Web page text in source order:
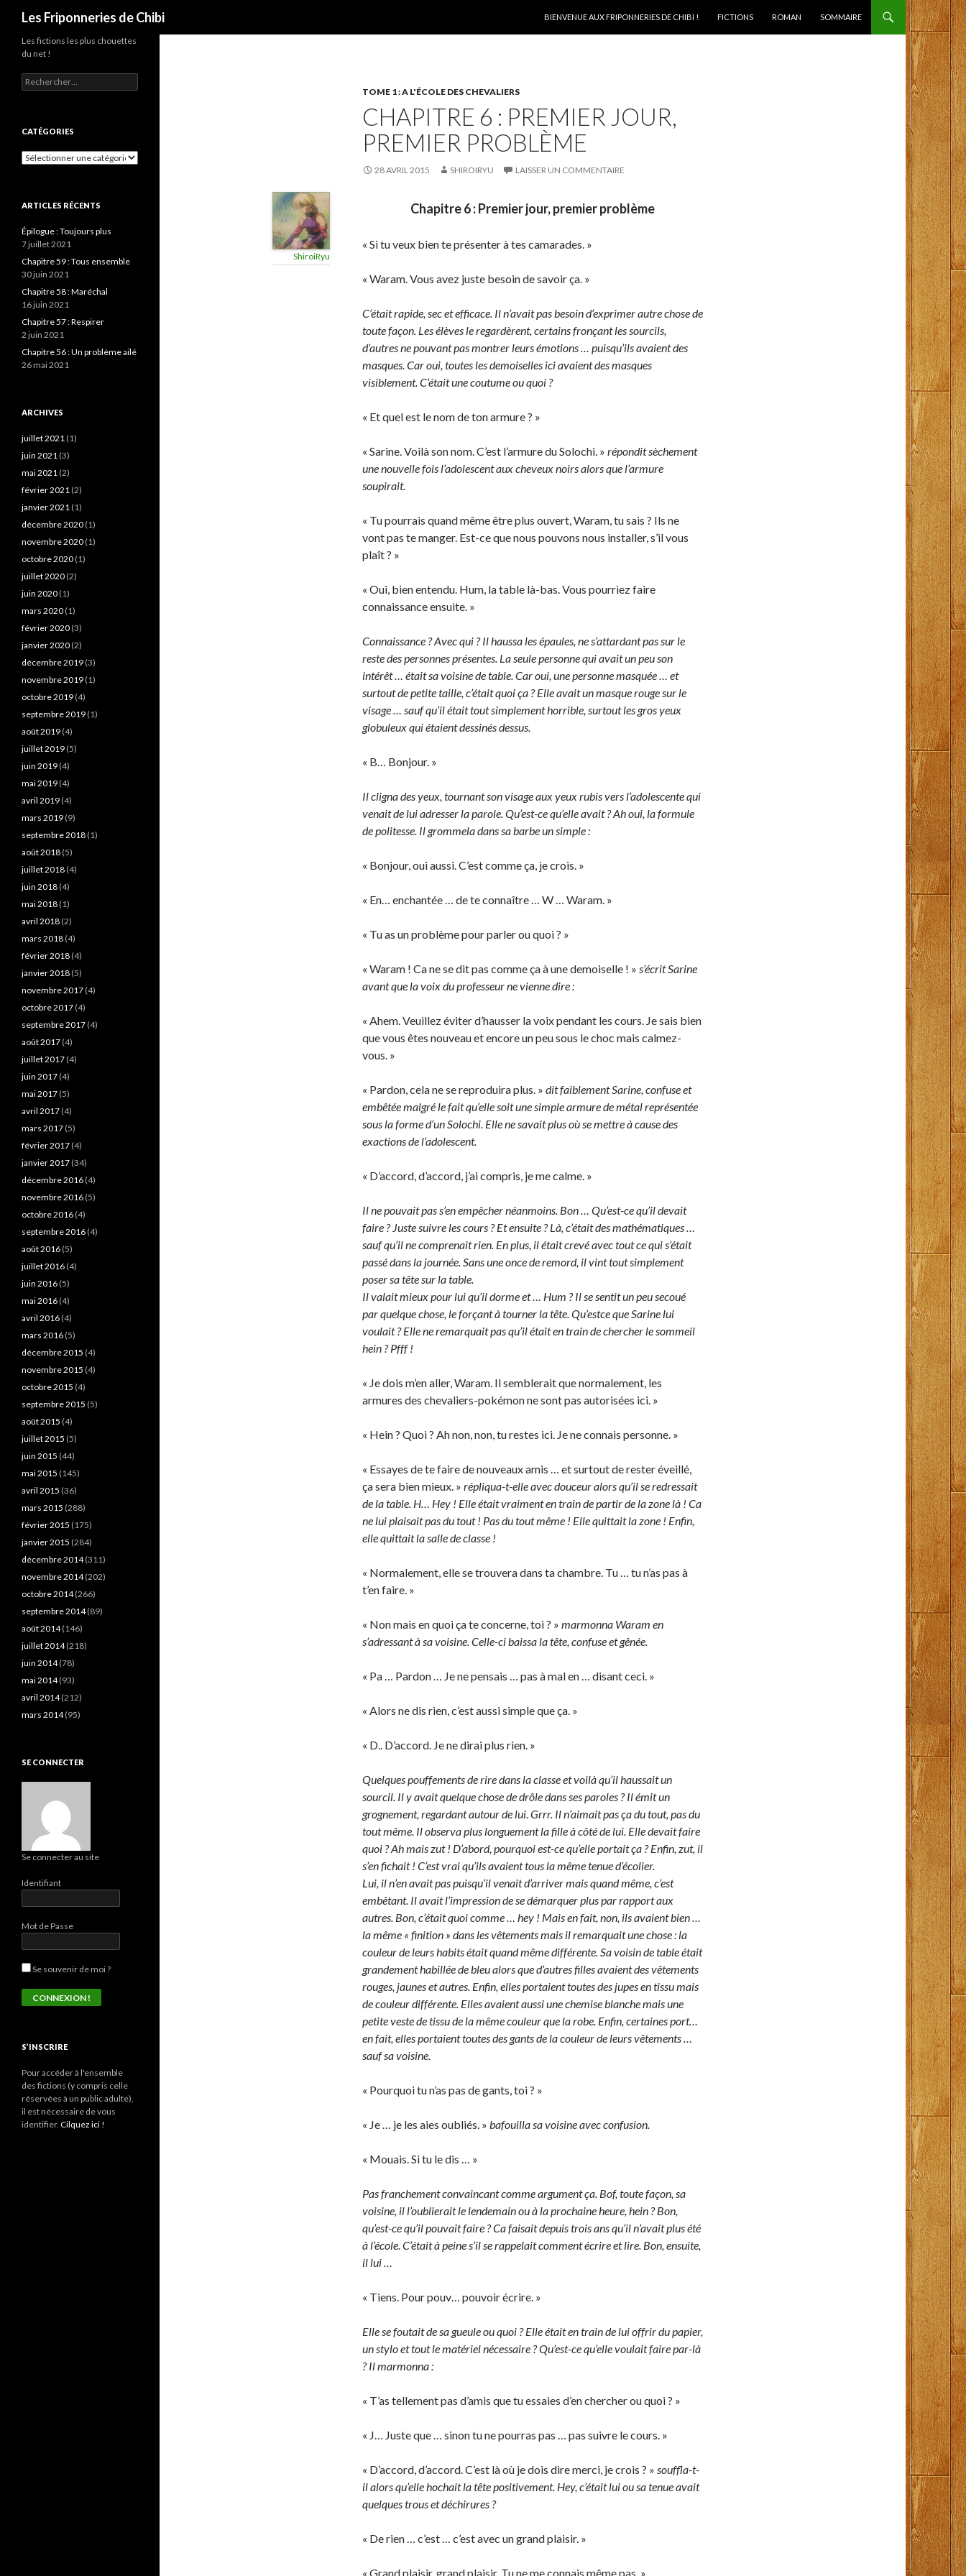
Les Friponneries de Chibi
BIENVENUE AUX FRIPONNERIES DE CHIBI !
FICTIONS ROMAN SOMMAIRE
TOME 1 : A L'ÉCOLE DES CHEVALIERS
CHAPITRE 6 : PREMIER JOUR,
PREMIER PROBLÈME
28 AVRIL 2015 SHIROIRYU LAISSER UN COMMENTAIRE
ShiroiRyu
Chapitre 6 : Premier jour, premier problème
« Si tu veux bien te présenter à tes camarades. »
« Waram. Vous avez juste besoin de savoir ça. »
C’était rapide, sec et efficace. Il n’avait pas besoin d’exprimer autre chose de
toute façon. Les élèves le regardèrent, certains fronçant les sourcils,
d’autres ne pouvant pas montrer leurs émotions … puisqu’ils avaient des
masques. Car oui, toutes les demoiselles ici avaient des masques
visiblement. C’était une coutume ou quoi ?
« Et quel est le nom de ton armure ? »
« Sarine. Voilà son nom. C’est l’armure du Solochi. » répondit sèchement
une nouvelle fois l’adolescent aux cheveux noirs alors que l’armure
soupirait.
« Tu pourrais quand même être plus ouvert, Waram, tu sais ? Ils ne
vont pas te manger. Est-ce que nous pouvons nous installer, s’il vous
plaît ? »
« Oui, bien entendu. Hum, la table là-bas. Vous pourriez faire
connaissance ensuite. »
Connaissance ? Avec qui ? Il haussa les épaules, ne s’attardant pas sur le
reste des personnes présentes. La seule personne qui avait un peu son
intérêt … était sa voisine de table. Car oui, une personne masquée … et
surtout de petite taille, c’était quoi ça ? Elle avait un masque rouge sur le
visage … sauf qu’il était tout simplement horrible, surtout les gros yeux
globuleux qui étaient dessinés dessus.
« B… Bonjour. »
Il cligna des yeux, tournant son visage aux yeux rubis vers l’adolescente qui
venait de lui adresser la parole. Qu’est-ce qu’elle avait ? Ah oui, la formule
de politesse. Il grommela dans sa barbe un simple :
« Bonjour, oui aussi. C’est comme ça, je crois. »
« En… enchantée … de te connaître … W … Waram. »
« Tu as un problème pour parler ou quoi ? »
« Waram ! Ca ne se dit pas comme ça à une demoiselle ! » s’écrit Sarine
avant que la voix du professeur ne vienne dire :
« Ahem. Veuillez éviter d’hausser la voix pendant les cours. Je sais bien
que vous êtes nouveau et encore un peu sous le choc mais calmez-
vous. »
« Pardon, cela ne se reproduira plus. » dit faiblement Sarine, confuse et
embêtée malgré le fait qu’elle soit une simple armure de métal représentée
sous la forme d’un Solochi. Elle ne savait plus où se mettre à cause des
exactions de l’adolescent.
« D’accord, d’accord, j’ai compris, je me calme. »
Il ne pouvait pas s’en empêcher néanmoins. Bon … Qu’est-ce qu’il devait
faire ? Juste suivre les cours ? Et ensuite ? Là, c’était des mathématiques …
sauf qu’il ne comprenait rien. En plus, il était crevé avec tout ce qui s’était
passé dans la journée. Sans une once de remord, il vint tout simplement
poser sa tête sur la table.
Il valait mieux pour lui qu’il dorme et … Hum ? Il se sentit un peu secoué
par quelque chose, le forçant à tourner la tête. Qu’estce que Sarine lui
voulait ? Elle ne remarquait pas qu’il était en train de chercher le sommeil
hein ? Pfff !
« Je dois m’en aller, Waram. Il semblerait que normalement, les
armures des chevaliers-pokémon ne sont pas autorisées ici. »
« Hein ? Quoi ? Ah non, non, tu restes ici. Je ne connais personne. »
« Essayes de te faire de nouveaux amis … et surtout de rester éveillé,
ça sera bien mieux. » répliqua-t-elle avec douceur alors qu’il se redressait
de la table. H… Hey ! Elle était vraiment en train de partir de la zone là ! Ca
ne lui plaisait pas du tout ! Pas du tout même ! Elle quittait la zone ! Enfin,
elle quittait la salle de classe !
« Normalement, elle se trouvera dans ta chambre. Tu … tu n’as pas à
t’en faire. »
« Non mais en quoi ça te concerne, toi ? » marmonna Waram en
s’adressant à sa voisine. Celle-ci baissa la tête, confuse et gênée.
« Pa … Pardon … Je ne pensais … pas à mal en … disant ceci. »
« Alors ne dis rien, c’est aussi simple que ça. »
« D.. D’accord. Je ne dirai plus rien. »
Quelques pouffements de rire dans la classe et voilà qu’il haussait un
sourcil. Il y avait quelque chose de drôle dans ses paroles ? Il émit un
grognement, regardant autour de lui. Grrr. Il n’aimait pas ça du tout, pas du
tout même. Il observa plus longuement la fille à côté de lui. Elle devait faire
quoi ? Ah mais zut ! D’abord, pourquoi est-ce qu’elle portait ça ? Enfin, zut, il
s’en fichait ! C’est vrai qu’ils avaient tous la même tenue d’écolier.
Lui, il n’en avait pas puisqu’il venait d’arriver mais quand même, c’est
embêtant. Il avait l’impression de se démarquer plus par rapport aux
autres. Bon, c’était quoi comme … hey ! Mais en fait, non, ils avaient bien …
la même « finition » dans les vêtements mais il remarquait une chose : la
couleur de leurs habits était quand même différente. Sa voisin de table était
grandement habillée de bleu alors que d’autres filles avaient des vêtements
rouges, jaunes et autres. Enfin, elles portaient toutes des jupes en tissu mais
de couleur différente. Elles avaient aussi une chemise blanche mais une
petite veste de tissu de la même couleur que la robe. Enfin, certaines port…
en fait, elles portaient toutes des gants de la couleur de leurs vêtements …
sauf sa voisine.
« Pourquoi tu n’as pas de gants, toi ? »
« Je … je les aies oubliés. » bafouilla sa voisine avec confusion.
« Mouais. Si tu le dis … »
Pas franchement convaincant comme argument ça. Bof, toute façon, sa
voisine, il l’oublierait le lendemain ou à la prochaine heure, hein ? Bon,
qu’est-ce qu’il pouvait faire ? Ca faisait depuis trois ans qu’il n’avait plus été
à l’école. C’était à peine s’il se rappelait comment écrire et lire. Bon, ensuite,
il lui …
« Tiens. Pour pouv… pouvoir écrire. »
Elle se foutait de sa gueule ou quoi ? Elle était en train de lui offrir du papier,
un stylo et tout le matériel nécessaire ? Qu’est-ce qu’elle voulait faire par-là
? Il marmonna :
« T’as tellement pas d’amis que tu essaies d’en chercher ou quoi ? »
« J… Juste que … sinon tu ne pourras pas … pas suivre le cours. »
« D’accord, d’accord. C’est là où je dois dire merci, je crois ? » souffla-t-
il alors qu’elle hochait la tête positivement. Hey, c’était lui ou sa tenue avait
quelques trous et déchirures ?
« De rien … c’est … c’est avec un grand plaisir. »
« Grand plaisir, grand plaisir. Tu ne me connais même pas. »
Les fictions les plus chouettes
du net !
Rechercher :
CATÉGORIES
Catégories
ARTICLES RÉCENTS
Épilogue : Toujours plus
7 juillet 2021
Chapitre 59 : Tous ensemble
30 juin 2021
Chapitre 58 : Maréchal
16 juin 2021
Chapitre 57 : Respirer
2 juin 2021
Chapitre 56 : Un problème ailé
26 mai 2021
ARCHIVES
juillet 2021 (1)
juin 2021 (3)
mai 2021 (2)
février 2021 (2)
janvier 2021 (1)
décembre 2020 (1)
novembre 2020 (1)
octobre 2020 (1)
juillet 2020 (2)
juin 2020 (1)
mars 2020 (1)
février 2020 (3)
janvier 2020 (2)
décembre 2019 (3)
novembre 2019 (1)
octobre 2019 (4)
septembre 2019 (1)
août 2019 (4)
juillet 2019 (5)
juin 2019 (4)
mai 2019 (4)
avril 2019 (4)
mars 2019 (9)
septembre 2018 (1)
août 2018 (5)
juillet 2018 (4)
juin 2018 (4)
mai 2018 (1)
avril 2018 (2)
mars 2018 (4)
février 2018 (4)
janvier 2018 (5)
novembre 2017 (4)
octobre 2017 (4)
septembre 2017 (4)
août 2017 (4)
juillet 2017 (4)
juin 2017 (4)
mai 2017 (5)
avril 2017 (4)
mars 2017 (5)
février 2017 (4)
janvier 2017 (34)
décembre 2016 (4)
novembre 2016 (5)
octobre 2016 (4)
septembre 2016 (4)
août 2016 (5)
juillet 2016 (4)
juin 2016 (5)
mai 2016 (4)
avril 2016 (4)
mars 2016 (5)
décembre 2015 (4)
novembre 2015 (4)
octobre 2015 (4)
septembre 2015 (5)
août 2015 (4)
juillet 2015 (5)
juin 2015 (44)
mai 2015 (145)
avril 2015 (36)
mars 2015 (288)
février 2015 (175)
janvier 2015 (284)
décembre 2014(311)
novembre 2014(202)
octobre 2014(266)
septembre 2014(89)
août 2014(146)
juillet 2014(218)
juin 2014(78)
mai 2014(93)
avril 2014(212)
mars 2014(95)
SE CONNECTER
Se connecter au site
Identifiant
Mot de Passe
Se souvenir de moi ?
S’INSCRIRE
Pour accéder à l'ensemble
des fictions (y compris celle
réservées à un public adulte),
il est nécessaire de vous
identifier. Cilquez ici !